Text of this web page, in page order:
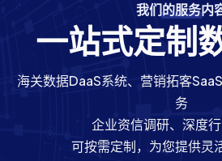
我们的行业资
专注进出口
二十余年行业经验，以数据服务
队
服务国内外
海关数据服务
进出口
提供88个国家海关数据源，一百
贸易覆盖全球230+国家和地区，包
个独立报关区
我们的服务内
一站式定制
海关数据DaaS系统、营销拓客
务
企业资信调研、深度
可按需定制，为您提供灵
我们的行业资
专注进出口
二十余年行业经验，以数据服务
队
服务国内外
海关数据服务
进出口
提供88个国家海关数据源，一百
贸易覆盖全球230+国家和地区，包
个独立报关区